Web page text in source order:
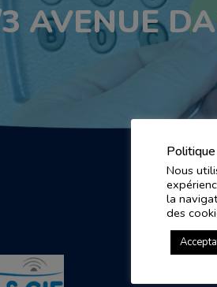
AVENUE
Nous
la
des